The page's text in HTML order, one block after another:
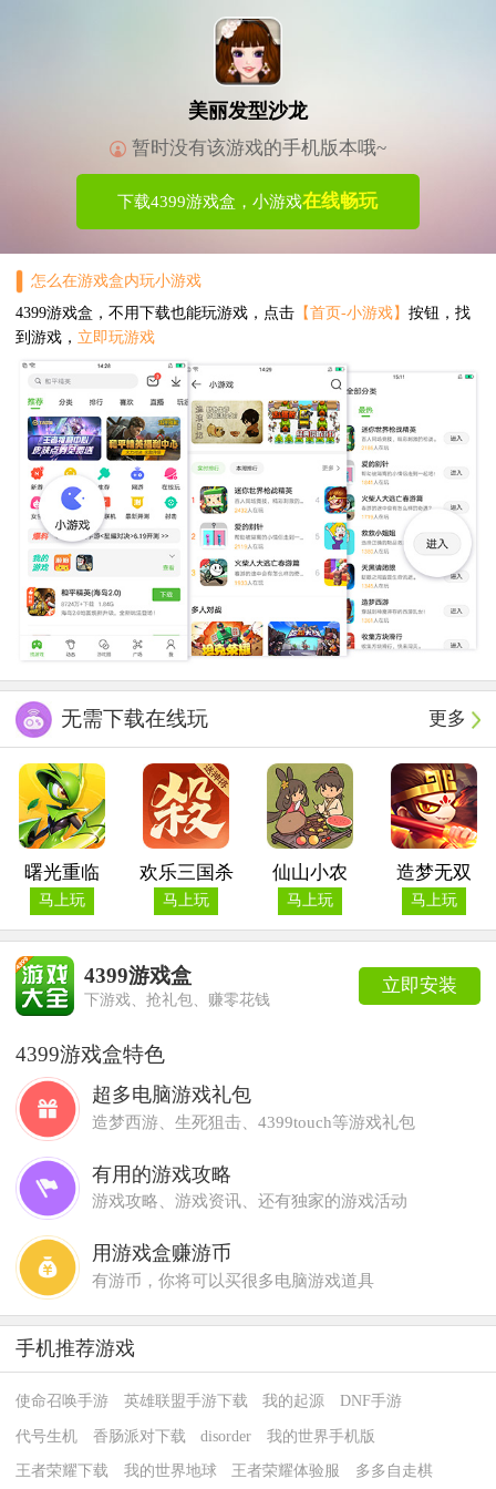
美丽发型沙龙
暂时没有该游戏的手机版本哦~
下载4399游戏盒，小游戏在线畅玩
怎么在游戏盒内玩小游戏
4399游戏盒，不用下载也能玩游戏，点击【首页-小游戏】 按钮，找
到游戏， 立即玩游戏
更多
无需下载在线玩
曙光重临
马上玩
欢乐三国杀
马上玩
仙山小农
马上玩
造梦无双
马上玩
立即安装
4399游戏盒
下游戏、抢礼包、赚零花钱
4399游戏盒特色
超多电脑游戏礼包
造梦西游、生死狙击、4399touch等游戏礼包
有用的游戏攻略
游戏攻略、游戏资讯、还有独家的游戏活动
用游戏盒赚游币
有游币，你将可以买很多电脑游戏道具
手机推荐游戏
使命召唤手游 英雄联盟手游下载 我的起源 DNF手游
代号生机 香肠派对下载 disorder 我的世界手机版
王者荣耀下载 我的世界地球 王者荣耀体验服 多多自走棋